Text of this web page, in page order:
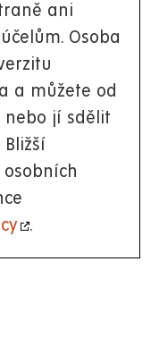
ani
Osoba
a můžete od
nebo jí sdělit
.